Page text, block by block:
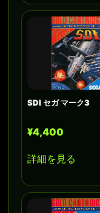
SDI セガ マーク3
¥4,400
詳細を見る